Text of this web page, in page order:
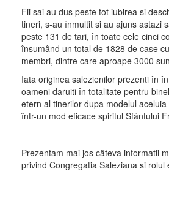
Fii sai au dus peste tot iubirea si
tineri, s-au înmultit si au ajuns astazi
peste 131 de tari, în toate cele cinci
însumând un total de 1828 de case
membri, dintre care aproape 3000
Iata originea salezienilor prezenti în
oameni daruiti în totalitate pentru
etern al tinerilor dupa modelul
într-un mod eficace spiritul Sfântului
Prezentam mai jos câteva informatii
privind Congregatia Saleziana si rolul